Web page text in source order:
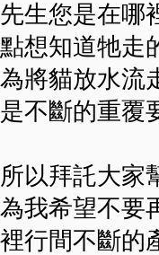
生您是在哪
想知道牠走
將貓放水流
不斷的重覆
以拜託大家
我希望不要
行間不斷的